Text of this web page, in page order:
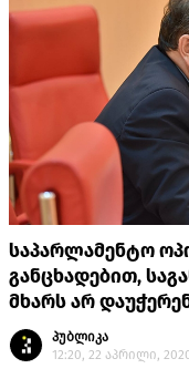
საპარლამენტო
განცხადებით,
მხარს არ
პუბლიკა
12:20, 22 აპრილი,